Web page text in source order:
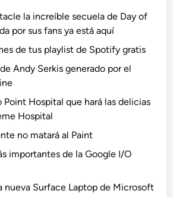
la increíble secuela de Day of
por sus fans ya está aquí
de tus playlist de Spotify gratis
Andy Serkis generado por el
Point Hospital que hará las delicias
Hospital
no matará al Paint
importantes de la Google I/O
nueva Surface Laptop de Microsoft